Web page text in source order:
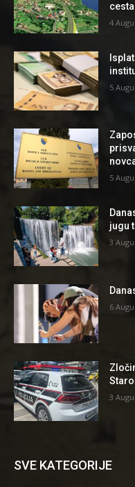
cesta
4
5
5
jugu
3
6
3
SVE KATEGORIJE